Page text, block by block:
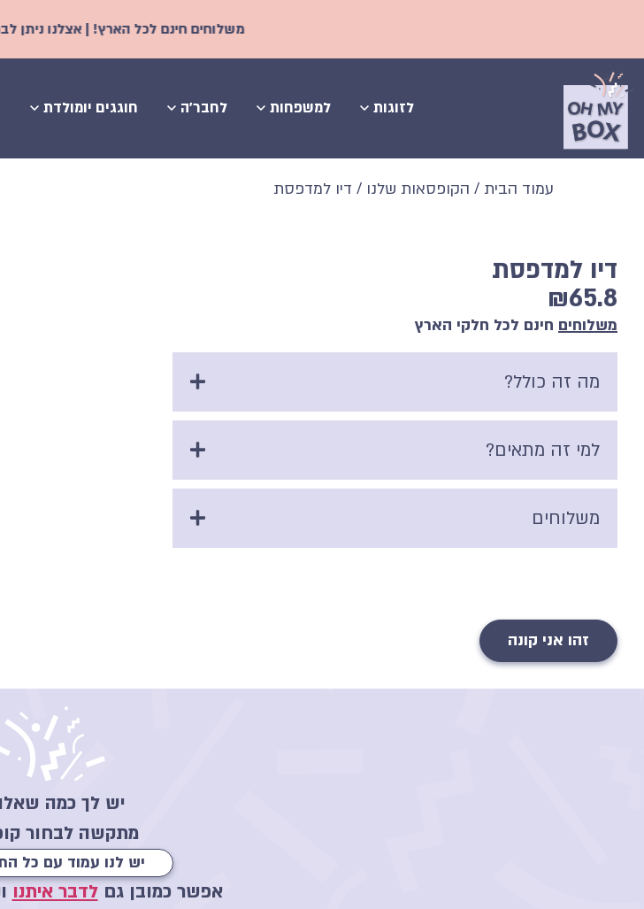
משלוחים חינם לכל הארץ! | אצלנו ניתן לבחור מתי
לזוגות למשפחות לחבר'ה חוגגים יומולדת
עמוד הבית / הקופסאות שלנו / דיו למדפסת
דיו למדפסת
₪65.8
משלוחים חינם לכל חלקי הארץ
מה זה כולל?
למי זה מתאים?
משלוחים
זהו אני קונה
יש לך כמה
מתקשה לבחור
יש לנו עמוד עם כל
אפשר כמובן גםלדבר איתנו